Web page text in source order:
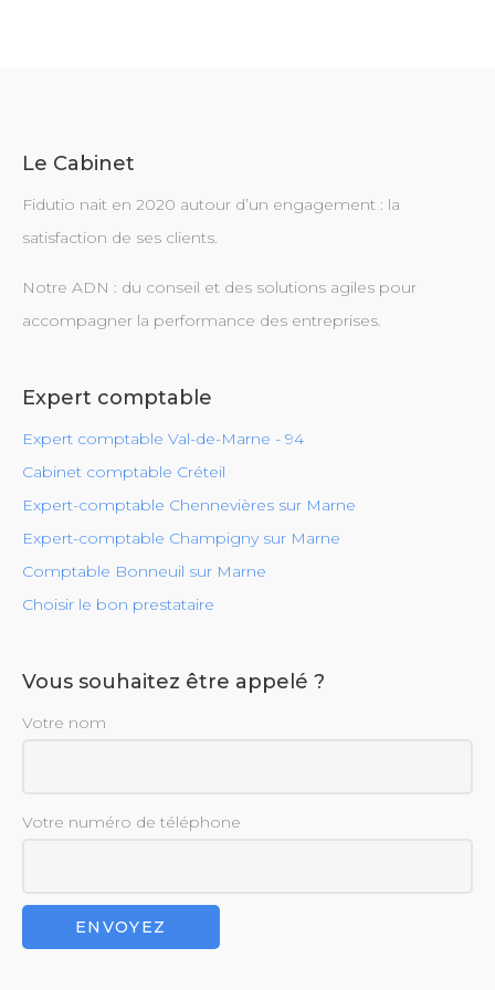
Le Cabinet
Fidutio nait en 2020 autour d’un engagement : la
satisfaction de ses clients.
Notre ADN : du conseil et des solutions agiles pour
accompagner la performance des entreprises.
Expert comptable
Expert comptable Val-de-Marne - 94
Cabinet comptable Créteil
Expert-comptable Chennevières sur Marne
Expert-comptable Champigny sur Marne
Comptable Bonneuil sur Marne
Choisir le bon prestataire
Vous souhaitez être appelé ?
Votre nom
Votre numéro de téléphone